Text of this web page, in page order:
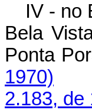
IV - no
Bela
Ponta
1970)
2.183, de